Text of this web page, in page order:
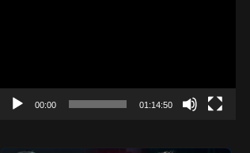
00:00 01:14:50